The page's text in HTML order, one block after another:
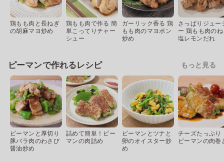
鶏もも肉と長ねぎ
の胡麻マヨ炒め
鶏もも肉で作る 簡
単こってりチャー
シュー
ガーリック香る 鶏
もも肉のマヨポン
炒め
さっぱりジュー
ー 鶏もも肉の
塩レモンだれ
ピーマンで作れるレシピ もっと見る
ピーマンと厚切り
豚バラ肉のわさび
醤油炒め
詰めて簡単！ピー
マンの肉詰め
ピーマンとツナと
卵のオイスター炒
め
チーズたっぷり
ピーマンの肉巻